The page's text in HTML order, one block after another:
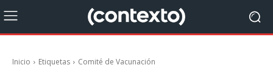
Inicio Etiquetas Comité de Vacunación